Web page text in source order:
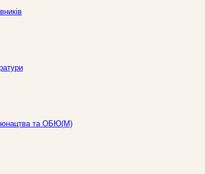
юнацтва та ОБЮ(М)